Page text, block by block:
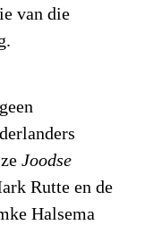
van die
Joodse
Rutte en de
Halsema